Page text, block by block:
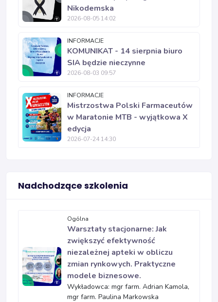
Nikodemska
2026-08-05 14:02
INFORMACJE
KOMUNIKAT - 14 sierpnia biuro
SIA będzie nieczynne
2026-08-03 09:57
INFORMACJE
Mistrzostwa Polski Farmaceutów
w Maratonie MTB - wyjątkowa X
edycja
2026-07-24 14:30
Nadchodzące szkolenia
Ogólna
Warsztaty stacjonarne: Jak
zwiększyć efektywność
niezależnej apteki w obliczu
zmian rynkowych. Praktyczne
modele biznesowe.
Wykładowca: mgr farm. Adrian Kamola,
mgr farm. Paulina Markowska